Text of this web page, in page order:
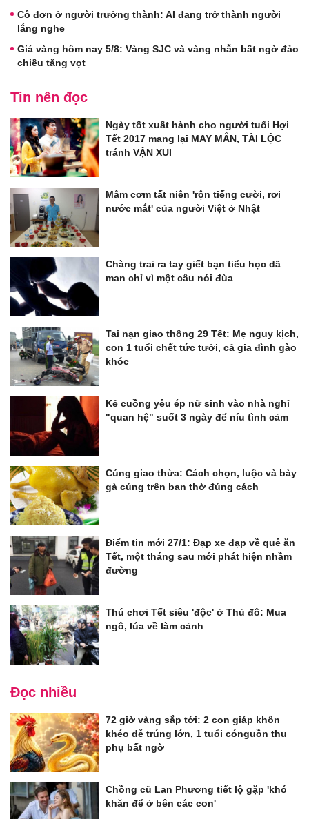
Cô đơn ở người trưởng thành: AI đang trở thành người
lắng nghe
Giá vàng hôm nay 5/8: Vàng SJC và vàng nhẫn bất ngờ đảo
chiều tăng vọt
Tin nên đọc
Ngày tốt xuất hành cho người tuổi Hợi
Tết 2017 mang lại MAY MẮN, TÀI LỘC
tránh VẬN XUI
Mâm cơm tất niên 'rộn tiếng cười, rơi
nước mắt' của người Việt ở Nhật
Chàng trai ra tay giết bạn tiểu học dã
man chỉ vì một câu nói đùa
Tai nạn giao thông 29 Tết: Mẹ nguy kịch,
con 1 tuổi chết tức tưởi, cả gia đình gào
khóc
Kẻ cuồng yêu ép nữ sinh vào nhà nghỉ
"quan hệ" suốt 3 ngày để níu tình cảm
Cúng giao thừa: Cách chọn, luộc và bày
gà cúng trên ban thờ đúng cách
Điểm tin mới 27/1: Đạp xe đạp về quê ăn
Tết, một tháng sau mới phát hiện nhầm
đường
Thú chơi Tết siêu 'độc' ở Thủ đô: Mua
ngô, lúa về làm cảnh
Đọc nhiều
72 giờ vàng sắp tới: 2 con giáp khôn
khéo dễ trúng lớn, 1 tuổi cónguồn thu
phụ bất ngờ
Chồng cũ Lan Phương tiết lộ gặp 'khó
khăn để ở bên các con'